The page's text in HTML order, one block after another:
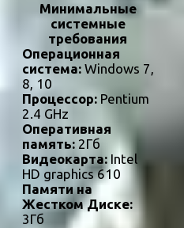
Минимальные
системные
требования
Операционная
система:Windows 7,
8, 10
Процессор:Pentium
2.4 GHz
Оперативная
память:2Гб
Видеокарта:Intel
HD graphics 610
Памяти на
Жестком Диске:
3Гб